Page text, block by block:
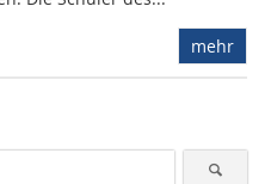
mehr